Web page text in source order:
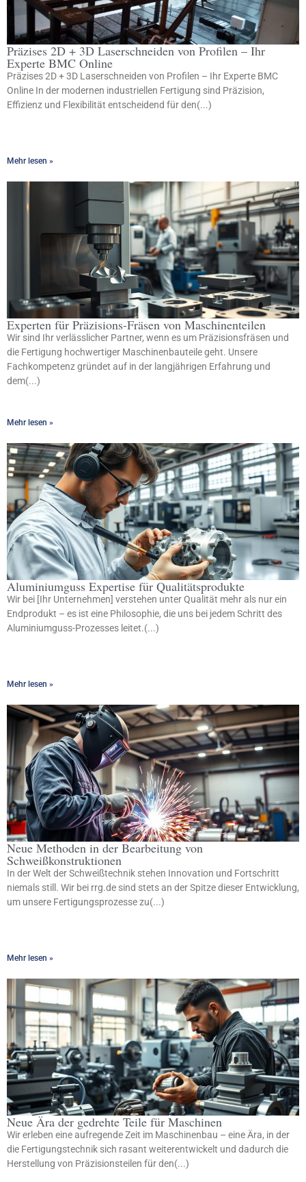
Präzises 2D + 3D Laserschneiden von Profilen – Ihr
Experte BMC Online
Präzises 2D + 3D Laserschneiden von Profilen – Ihr Experte BMC
Online In der modernen industriellen Fertigung sind Präzision,
Effizienz und Flexibilität entscheidend für den(...)
Mehr lesen »
Experten für Präzisions-Fräsen von Maschinenteilen
Wir sind Ihr verlässlicher Partner, wenn es um Präzisionsfräsen und
die Fertigung hochwertiger Maschinenbauteile geht. Unsere
Fachkompetenz gründet auf in der langjährigen Erfahrung und
dem(...)
Mehr lesen »
Aluminiumguss Expertise für Qualitätsprodukte
Wir bei [Ihr Unternehmen] verstehen unter Qualität mehr als nur ein
Endprodukt – es ist eine Philosophie, die uns bei jedem Schritt des
Aluminiumguss-Prozesses leitet.(...)
Mehr lesen »
Neue Methoden in der Bearbeitung von
Schweißkonstruktionen
In der Welt der Schweißtechnik stehen Innovation und Fortschritt
niemals still. Wir bei rrg.de sind stets an der Spitze dieser Entwicklung,
um unsere Fertigungsprozesse zu(...)
Mehr lesen »
Neue Ära der gedrehte Teile für Maschinen
Wir erleben eine aufregende Zeit im Maschinenbau – eine Ära, in der
die Fertigungstechnik sich rasant weiterentwickelt und dadurch die
Herstellung von Präzisionsteilen für den(...)